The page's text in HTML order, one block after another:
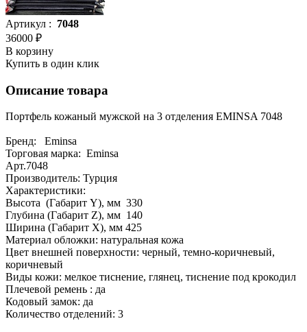
Артикул : 7048
36000 ₽
В корзину
Купить в один клик
Описание товара
Портфель кожаный мужской на 3 отделения EMINSA 7048
Бренд: Eminsa
Торговая марка: Eminsa
Арт.7048
Производитель: Турция
Характеристики:
Высота (Габарит Y), мм 330
Глубина (Габарит Z), мм 140
Ширина (Габарит X), мм 425
Материал обложки: натуральная кожа
Цвет внешней поверхности: черный, темно-коричневый,
коричневый
Виды кожи: мелкое тиснение, глянец, тиснение под крокодил
Плечевой ремень : да
Кодовый замок: да
Количество отделений: 3